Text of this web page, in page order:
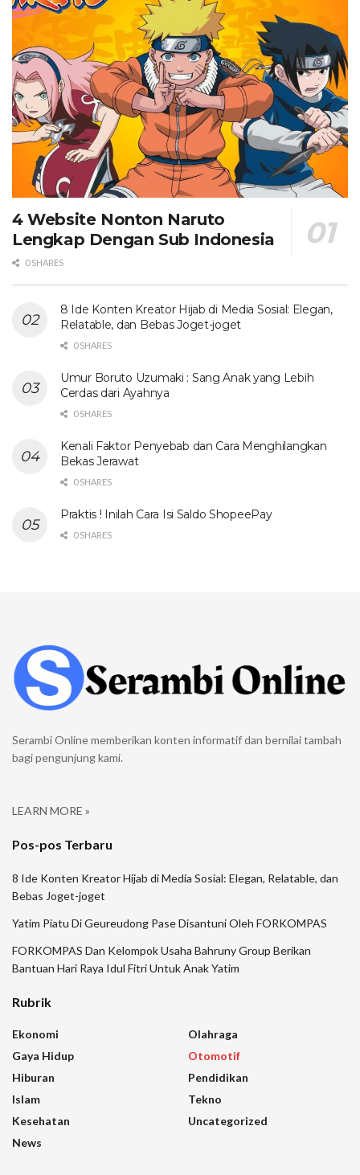
4 Website Nonton Naruto
Lengkap Dengan Sub Indonesia
0 SHARES
8 Ide Konten Kreator Hijab di Media Sosial: Elegan,
Relatable, dan Bebas Joget-joget
0 SHARES
Umur Boruto Uzumaki : Sang Anak yang Lebih
Cerdas dari Ayahnya
0 SHARES
Kenali Faktor Penyebab dan Cara Menghilangkan
Bekas Jerawat
0 SHARES
Praktis ! Inilah Cara Isi Saldo ShopeePay
0 SHARES
Serambi Online memberikan konten informatif dan bernilai tambah
bagi pengunjung kami.
LEARN MORE »
Pos-pos Terbaru
8 Ide Konten Kreator Hijab di Media Sosial: Elegan, Relatable, dan
Bebas Joget-joget
Yatim Piatu Di Geureudong Pase Disantuni Oleh FORKOMPAS
FORKOMPAS Dan Kelompok Usaha Bahruny Group Berikan
Bantuan Hari Raya Idul Fitri Untuk Anak Yatim
Rubrik
Ekonomi
Gaya Hidup
Hiburan
Islam
Kesehatan
News
Olahraga
Otomotif
Pendidikan
Tekno
Uncategorized